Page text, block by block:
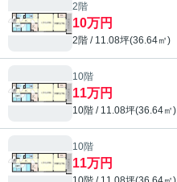
2階
10万円
2階 / 11.08坪(36.64㎡)
10階
11万円
10階 / 11.08坪(36.64㎡)
10階
11万円